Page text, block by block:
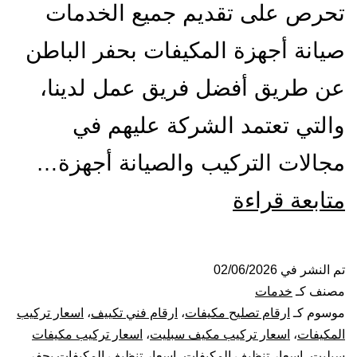
تحرص على تقديم جميع الخدمات
صيانة أجهزة المكيفات بحفر الباطن
عن طريق أفضل فريق عمل لدينا،
والتي تعتمد الشركة عليهم في
مجالات التركيب والصيانة أجهزة…
متابعة قراءة
تنظيف
مكيفات
بحفر
تم النشر في 02/06/2026
مصنف كـ خدمات
موسوم كـ ارقام تصليح مكيفات، ارقام فني تكييف، اسعار تركيب
المكيفات، اسعار تركيب مكيف سبليت، اسعار تركيب مكيفات